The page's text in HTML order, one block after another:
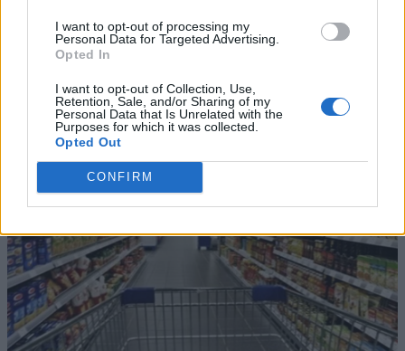
I want to opt-out of processing my
Personal Data for Targeted Advertising.
Opted In
I want to opt-out of Collection, Use,
Retention, Sale, and/or Sharing of my
Personal Data that Is Unrelated with the
Purposes for which it was collected.
Opted Out
CONFIRM